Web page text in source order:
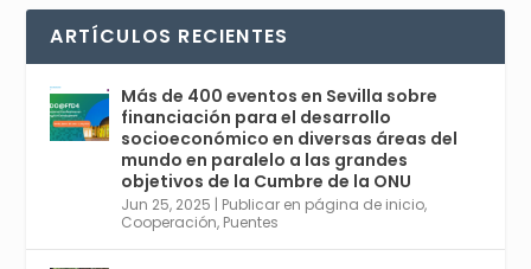
r
comienza en Sevilla este lunes 2 con la
Conferencia Internacional sobre Catálisis, y
con el Congreso de Parasitología. Del día 3 al
6, Congreso de Metodología de Ciencias
Sociales y la Salud; y los días 5 y 6 Jornadas
de Economía Industrial.
4
1 2 Twitter
ARTÍCULOS RECIENTES
Más de 400 eventos en Sevilla sobre
financiación para el desarrollo
socioeconómico en diversas áreas del
mundo en paralelo a las grandes
objetivos de la Cumbre de la ONU
Jun 25, 2025 | Publicar en página de inicio,
Cooperación, Puentes